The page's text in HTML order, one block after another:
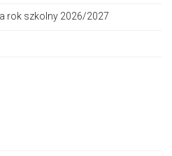
rok szkolny 2026/2027